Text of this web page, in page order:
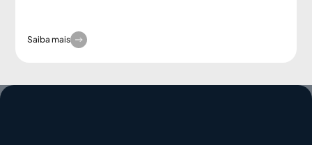
Saiba mais